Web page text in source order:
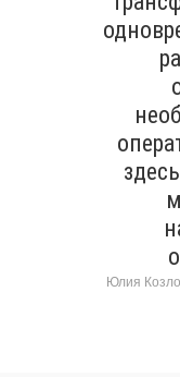
Юлия